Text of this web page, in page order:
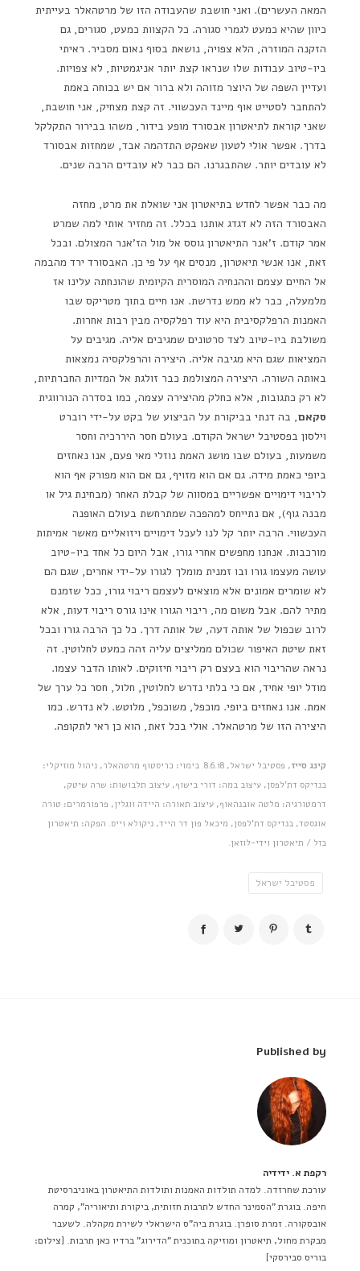
המאה העשרים). ואני חושבת שהעבודה הזו של מרטהאלר בעייתית
כיוון שהיא כמעט לגמרי סגורה. כל הקצוות כמעט, סגורים, גם
הזקנה המוזרה, הלא צפויה, נושאת בסוף נאום מסביר. ראיתי
ביו-טיוב עבודות שלו שנראו קצת יותר אניגמטיות, לא צפויות.
ועדיין השפה של היוצר מזוהה ולא ברור אם יש בכוחה באמת
להתחבר לסטייט אוף מיינד העכשווי. זה קצת מצחיק, אני חושבת,
שאני קוראת לתיאטרון אבסורד מופע בידור, משהו בבירור התקלקל
בדרך. אפשר אולי לטעון שאפקט התדהמה אבד, שמחזות אבסורד
לא עובדים יותר. שהתבגרנו. הם כבר לא עובדים הרבה שנים.
מה כבר אפשר לחדש בתיאטרון אני שואלת את מרט, מחזה
האבסורד הזה לא דגדג אותנו בכלל. זה מחזיר אותי למה שמרט
אמר קודם. ז'אנר התיאטרון גוסס אל מול הז'אנר המצולם. ובכל
זאת, אנו אנשי תיאטרון, מנסים אף על פי כן. האבסורד ירד מהבמה
אל החיים עצמם וההנחיה המוסרית הקיומית שהונחתה עלינו אז
מלמעלה, כבר לא ממש נדרשת. אנו חיים בתוך מטריקס שבו
האמנות הרפלקסיבית היא עוד רפלקסיה מבין רבות אחרות.
משולבת ביו-טיוב לצד סרטונים שמגיבים אליה. מגיבים על
המציאות שגם היא מגיבה אליה. היצירה והרפלקסיה נמצאות
באותה השורה. היצירה המצולמת כבר זולגת אל המדיות החברתיות,
לא רק כתגובות, אלא כחלק מהיצירה עצמה, כמו בסדרה הנורווגית
סקאם, בה דנתי בביקורת על הביצוע של בקט על-ידי רוברט
וילסון בפסטיבל ישראל הקודם. בעולם חסר היררכיה וחסר
משמעות, בעולם שבו מושג האמת נוזלי מאי פעם, אנו נאחזים
ביופי כאמת מידה. גם אם הוא מזויף, גם אם הוא מפורק אף הוא
לריבוי דימויים אפשריים במסווה של קבלת האחר (מבחינת גיל או
מבנה גוף), אם נתייחס למהפכה שמתרחשת בעולם האופנה
העכשווי. הרבה יותר קל לנו לעכל דימויים ויזואליים מאשר אמיתות
מורכבות. אנחנו מחפשים אחרי גורו, אבל היום כל אחד ביו-טיוב
עושה מעצמו גורו ובו זמנית מומלך לגורו על-ידי אחרים, שגם הם
לא שומרים אמונים אלא מוצאים לעצמם ריבוי גורו, ככל שזמנם
מתיר להם. אבל משום מה, ריבוי הגורו אינו גורס ריבוי דעות, אלא
לרוב שכפול של אותה דעה, של אותה דרך. כל כך הרבה גורו ובכל
זאת שיטת האיפור שכולם ממליצים עליה זהה כמעט לחלוטין. זה
נראה שהריבוי הוא בעצם רק ריבוי חיזוקים. לאותו הדבר עצמו.
מודל יופי אחיד, אם כי בלתי נדרש לחלוטין, חלול, חסר כל ערך של
אמת. אנו נאחזים ביופי. מוכפל, משוכפל, מלוטש. לא נדרש. כמו
היצירה הזו של מרטהאלר. אולי בכל זאת, הוא כן ראי לתקופה.
קינג סייז
, פסטיבל ישראל, 8.6.18. בימוי: כריסטוף מרטהאלר, ניהול מוזיקלי:
בנדיקס דת'לפסן, עיצוב במה: דורי בישוף, עיצוב תלבושות: שרה שיטק,
דרמטורגיה: מלטה אובנהאוף, עיצוב תאורה: היידה ווגלין, פרפורמרים: טורה
אוגסטד, בנדיקס דת'לפסן, מיכאל פון דר הייד, ניקולא וייס. הפקה: תיאטרון
בזל / תיאטרון וידי-לוזאן.
פסטיבל ישראל
Published by
רקפת א. ידידיה
עורכת שחרזדה. למדה תולדות האמנות ותולדות התיאטרון באוניברסיטת
חיפה. בוגרת "הסמינר החדש לתרבות חזותית, ביקורת ותיאוריה", קמרה
אובסקורה. זמרת סופרן. בוגרת ביה"ס הישראלי לשירת מקהלה. לשעבר
מבקרת מחול, תיאטרון ומוזיקה בתוכנית "הדירוג" ברדיו כאן תרבות. [צילום:
בוריס סבירסקי]